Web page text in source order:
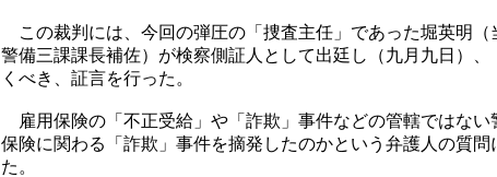
この裁判には、今回の弾圧の「捜査主任」であった堀英明（
警備三課課長補佐）が検察側証人として出廷し（九月九日）
くべき、証言を行った。
雇用保険の「不正受給」や「詐欺」事件などの管轄ではない
保険に関わる「詐欺」事件を摘発したのかという弁護人の質問
た。